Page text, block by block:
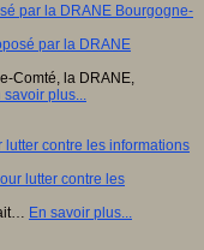
par la DRANE Bourgogne-
Comté, la DRANE,
savoir plus...
contre les informations
En savoir plus...